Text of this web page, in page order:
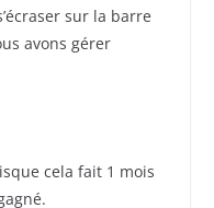
sur la barre
avons gérer
cela fait 1 mois